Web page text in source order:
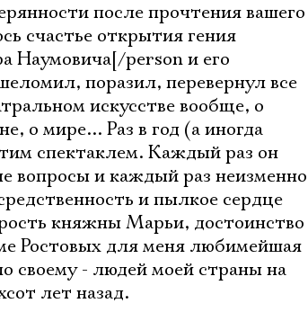
после прочтения вашего
счастье открытия гения
Наумовича[/person и его
поразил, перевернул все
искусстве вообще, о
о мире... Раз в год (а иногда
спектаклем. Каждый раз он
вопросы и каждый раз неизменно
и пылкое сердце
княжны Марьи, достоинство
Ростовых для меня любимейшая
своему - людей моей страны на
лет назад.